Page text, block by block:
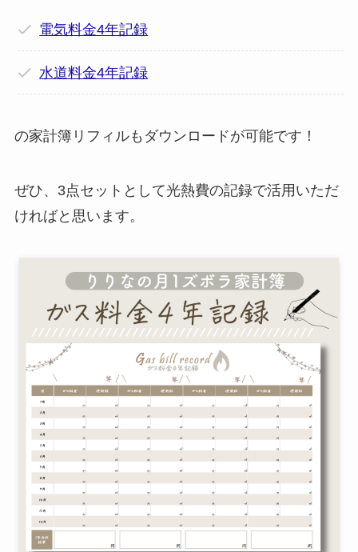
電気料金4年記録
水道料金4年記録
の家計簿リフィルもダウンロードが可能です！
ぜひ、3点セットとして光熱費の記録で活用いただ
ければと思います。